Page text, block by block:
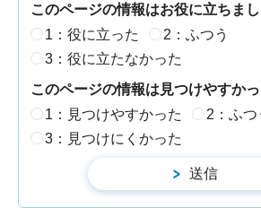
このページの情報はお役に立ちま
1：役に立った
2：ふつう
3：役に立たなかった
このページの情報は見つけやすか
1：見つけやすかった
2：ふつ
3：見つけにくかった